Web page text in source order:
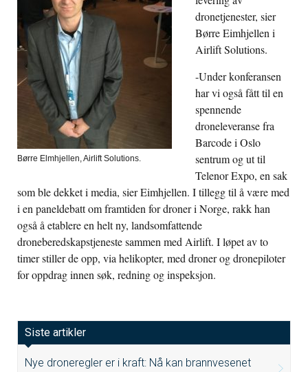
Børre Elmhjellen, Airlift Solutions.
dronetjenester, sier
Børre Eimhjellen i
Airlift Solutions.
-Under konferansen
har vi også fått til en
spennende
droneleveranse fra
Barcode i Oslo
sentrum og ut til
Telenor Expo, en sak
som ble dekket i media, sier Eimhjellen. I tillegg til å være med
i en paneldebatt om framtiden for droner i Norge, rakk han
også å etablere en helt ny, landsomfattende
droneberedskapstjeneste sammen med Airlift. I løpet av to
timer stiller de opp, via helikopter, med droner og dronepiloter
for oppdrag innen søk, redning og inspeksjon.
Siste artikler
Nye droneregler er i kraft: Nå kan brannvesenet